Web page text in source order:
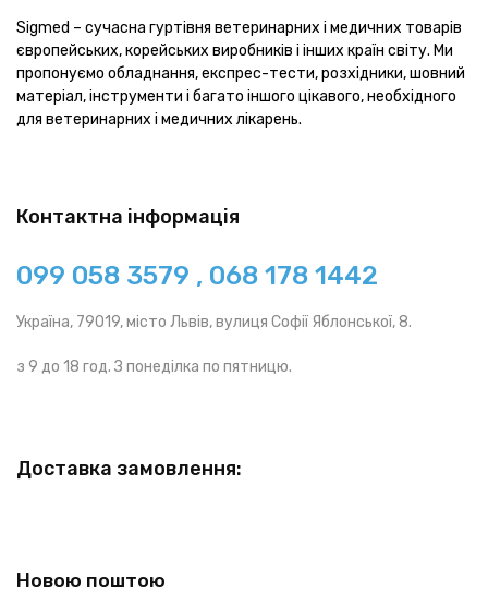
Sigmed – сучасна гуртівня ветеринарних і медичних товарів
європейських, корейських виробників і інших країн світу. Ми
пропонуємо обладнання, експрес-тести, розхідники, шовний
матеріал, інструменти і багато іншого цікавого, необхідного
для ветеринарних і медичних лікарень.
Контактна інформація
099 058 3579 , 068 178 1442
Україна, 79019, місто Львів, вулиця Софії Яблонської, 8.
з 9 до 18 год. З понеділка по пятницю.
Доставка замовлення:
Новою поштою